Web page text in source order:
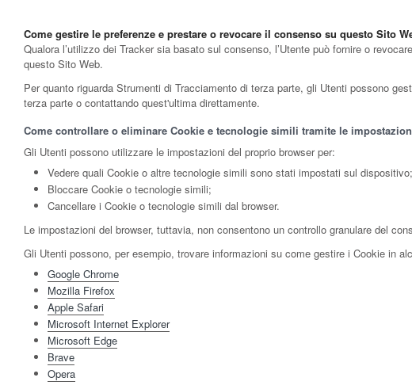
Come gestire le preferenze e prestare o revocare il consenso su questo Sito
Qualora l’utilizzo dei Tracker sia basato sul consenso, l’Utente può fornire o
questo Sito Web.
Per quanto riguarda Strumenti di Tracciamento di terza parte, gli Utenti possono
terza parte o contattando quest'ultima direttamente.
Come controllare o eliminare Cookie e tecnologie simili tramite le
Gli Utenti possono utilizzare le impostazioni del proprio browser per:
Vedere quali Cookie o altre tecnologie simili sono stati impostati sul dispositivo;
Bloccare Cookie o tecnologie simili;
Cancellare i Cookie o tecnologie simili dal browser.
Le impostazioni del browser, tuttavia, non consentono un controllo granulare del
Gli Utenti possono, per esempio, trovare informazioni su come gestire i Cookie in
Google Chrome
Mozilla Firefox
Apple Safari
Microsoft Internet Explorer
Microsoft Edge
Brave
Opera